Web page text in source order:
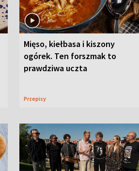
Mięso, kiełbasa i kiszony
ogórek. Ten forszmak to
prawdziwa uczta
Przepisy